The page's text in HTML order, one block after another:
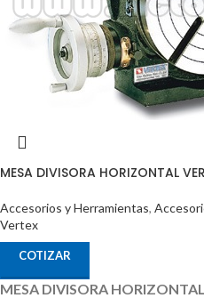
MESA DIVISORA HORIZONTAL
Accesorios y Herramientas,
Vertex
COTIZAR
MESA DIVISORA